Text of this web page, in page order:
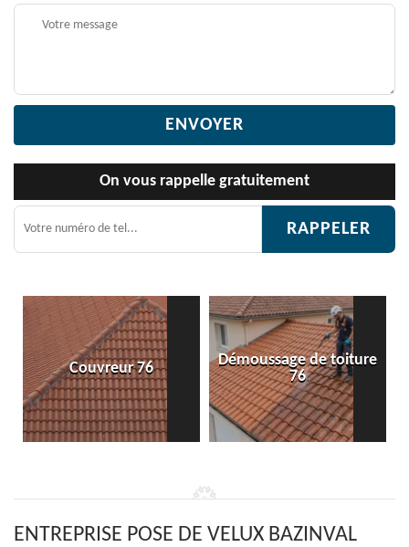
On vous rappelle gratuitement
76
Démoussage de toiture
Etanchéité
ENTREPRISE POSE DE VELUX BAZINVAL